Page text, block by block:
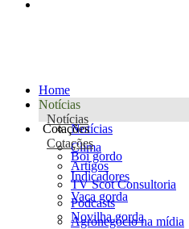
Home
Notícias
Notícias
Notícias
Clima
Artigos
TV Scot Consultoria
Podcasts
Agronegócio na mídia
Cotações
Cotações
Boi gordo
Indicadores
Vaca gorda
Novilha gorda